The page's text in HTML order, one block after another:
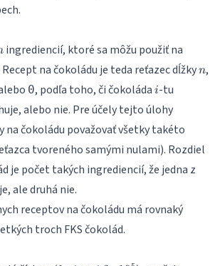
ingrediencií, ktoré sa môžu použiť na
na čokoládu je teda reťazec dĺžkyn
n,
0, podľa toho, či čokoláda i
i-tu
alebo nie. Pre účely tejto úlohy
na čokoládu považovať všetky takéto
tvoreného samými nulami). Rozdiel
je počet takých ingrediencií, že jedna z
ale druhá nie.
receptov na čokoládu má rovnaký
troch FKS čokolád.